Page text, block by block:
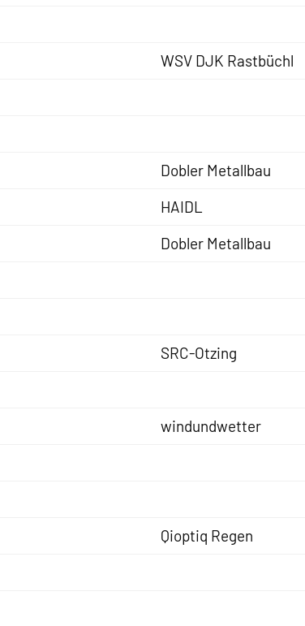
WSV DJK Rastbüchl
Dobler Metallbau
HAIDL
Dobler Metallbau
SRC-Otzing
windundwetter
Qioptiq Regen